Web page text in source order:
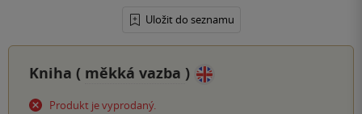
Uložit do seznamu
Kniha ( měkká vazba )
Produkt je vyprodaný.